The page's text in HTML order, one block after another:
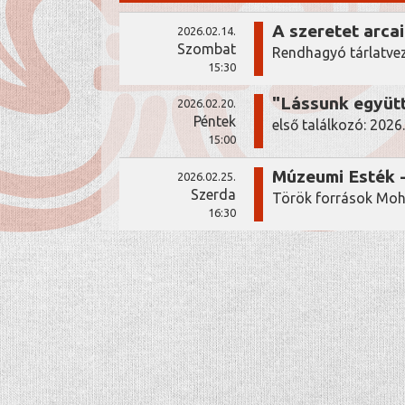
2026.02.14.
Szombat
15:30
A szeretet arcai
Rendhagyó
2026.02.20.
Péntek
15:00
"Lássunk
első találkozó:
2026.02.25.
Szerda
16:30
Múzeumi Esték
Török források
coffee INFORMÁCIÓK
ADATKEZELÉSI TÁJÉKOZTATÓ
FIZETÉSI MÓDOK
DOKUMENTUMTÁR
LEVÉL NEKÜNK
NYITVATARTÁS
menu